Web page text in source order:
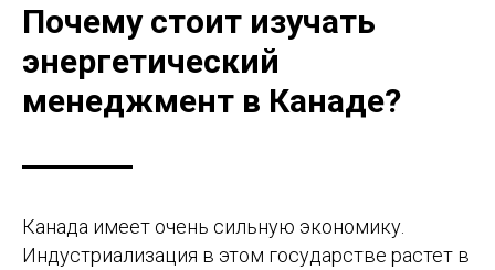
Почему стоит изучать
энергетический
менеджмент в Канаде?
Канада имеет очень сильную экономику.
Индустриализация в этом государстве растет в